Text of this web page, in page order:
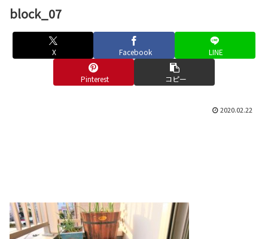
block_07
X Facebook LINE
Pinterest コピー
2020.02.22